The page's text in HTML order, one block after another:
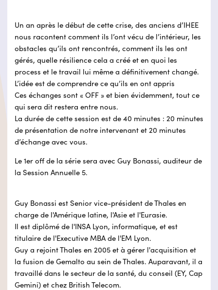
Un an après le début de cette crise, des anciens d’IHEE
nous racontent comment ils l’ont vécu de l’intérieur, les
obstacles qu’ils ont rencontrés, comment ils les ont
gérés, quelle résilience cela a créé et en quoi les
process et le travail lui même a définitivement changé.
L’idée est de comprendre ce qu’ils en ont appris
Ces échanges sont « OFF » et bien évidemment, tout ce
qui sera dit restera entre nous.
La durée de cette session est de 40 minutes : 20 minutes
de présentation de notre intervenant et 20 minutes
d’échange avec vous.
Le 1er off de la série sera avec Guy Bonassi, auditeur de
la Session Annuelle 5.
Guy Bonassi est Senior vice-président de Thales en
charge de l'Amérique latine, l'Asie et l'Eurasie.
Il est diplômé de l'INSA Lyon, informatique, et est
titulaire de l'Executive MBA de l'EM Lyon.
Guy a rejoint Thales en 2005 et à gérer l'acquisition et
la fusion de Gemalto au sein de Thales. Auparavant, il a
travaillé dans le secteur de la santé, du conseil (EY, Cap
Gemini) et chez British Telecom.